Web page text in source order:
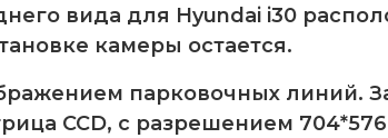
вида для Hyundai i30
камеры остается.
парковочных линий.
CCD, с разрешением